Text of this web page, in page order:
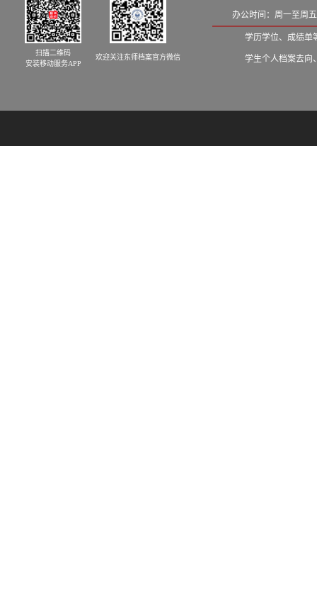
扫描二维码
安装移动服务APP
欢迎关注东师档案官方微信
办公时间：周一至周
学历学位、成绩单
学生个人档案去向